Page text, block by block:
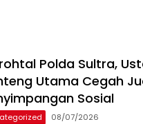
Polda Sultra,
Utama Cegah
Sosial
08/07/2026